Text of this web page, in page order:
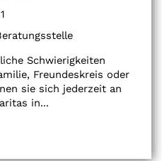
Schwierigkeiten
Freundeskreis oder
sie sich jederzeit an
in...